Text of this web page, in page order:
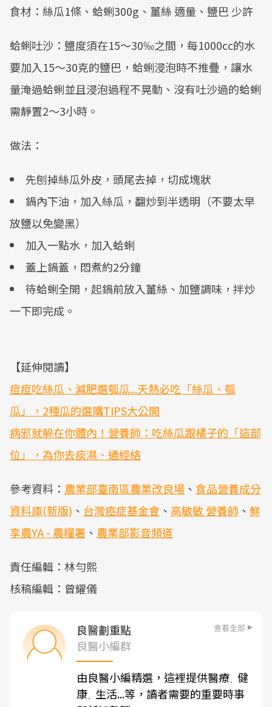
食材：絲瓜1條、蛤蜊300g、薑絲 適量、鹽巴 少許
蛤蜊吐沙：鹽度須在15～30‰之間，每1000cc的水
要加入15～30克的鹽巴，蛤蜊浸泡時不推疊，讓水
量淹過蛤蜊並且浸泡過程不晃動、沒有吐沙過的蛤蜊
需靜置2～3小時。
做法：
先刨掉絲瓜外皮，頭尾去掉，切成塊狀
鍋內下油，加入絲瓜，翻炒到半透明（不要太早
放鹽以免變黑）
加入一點水，加入蛤蜊
蓋上鍋蓋，悶煮約2分鐘
待蛤蜊全開，起鍋前放入薑絲、加鹽調味，拌炒
一下即完成。
【延伸閱讀】
痘痘吃絲瓜、減肥選瓠瓜...天熱必吃「絲瓜、瓠
瓜」，2種瓜的選購TIPS大公開
病邪就躲在你體內！營養師：吃絲瓜跟橘子的「這部
位」，為你去痰濕、通經絡
參考資料： 農業部臺南區農業改良場 、 食品營養成分
資料庫(新版) 、 台灣癌症基金會 、 高敏敏 營養師 、 鮮
享農YA - 農糧署 、 農業部影音頻道
責任編輯：林勻熙
核稿編輯：曾耀儀
良醫劃重點 查看全部
良醫小編群
由良醫小編精選，這裡提供醫療、 健
康、 生活...等，讀者需要的重要時事